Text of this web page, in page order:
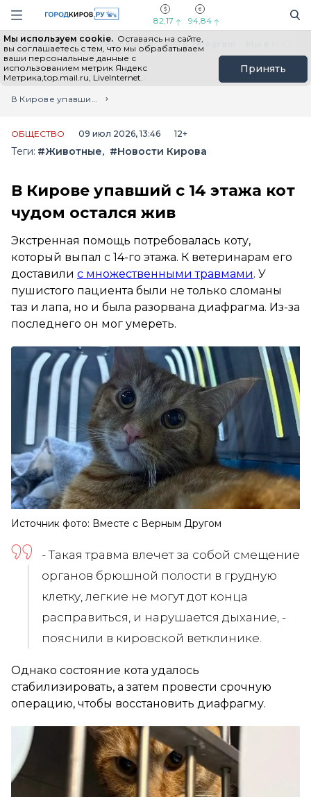
Навигация сайта
82,17 94,84
Мы используем cookie. Оставаясь на сайте,
вы соглашаетесь с тем, что мы обрабатываем
ваши персональные данные с
использованием метрик Яндекс
Метрика,top.mail.ru, LiveInternet.
Принять
Выборы - 2026 Все новости Мы в Telegram
Главная
Лента новостей
В Кирове упавший с 14 этажа кот чудом остался жив
ОБЩЕСТВО 09 июл 2026, 13:46 12+
Теги: #Животные #Новости Кирова
В Кирове упавший с 14 этажа кот
чудом остался жив
Экстренная помощь потребовалась коту,
который выпал с 14-го этажа. К ветеринарам его
доставили с множественными травмами. У
пушистого пациента были не только сломаны
таз и лапа, но и была разорвана диафрагма. Из-за
последнего он мог умереть.
Источник фото: Вместе с Верным Другом
- Такая травма влечет за собой смещение
органов брюшной полости в грудную
клетку, легкие не могут дот конца
расправиться, и нарушается дыхание, -
пояснили в кировской ветклинике.
Однако состояние кота удалось
стабилизировать, а затем провести срочную
операцию, чтобы восстановить диафрагму.